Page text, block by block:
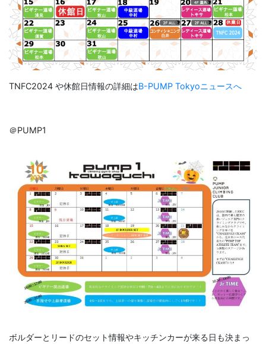
TNFC2024 や休館日情報の詳細はB-PUMP Tokyoニュースへ
＠PUMP1
ボルダーとリードのセット情報やキッチンカーが来る日も決まっ